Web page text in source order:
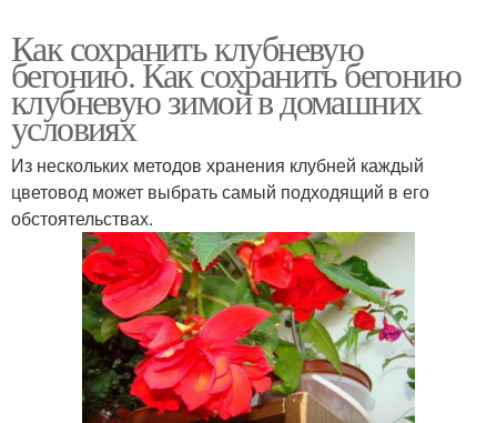
Как сохранить клубневую
бегонию. Как сохранить бегонию
клубневую зимой в домашних
условиях
Из нескольких методов хранения клубней каждый
цветовод может выбрать самый подходящий в его
обстоятельствах.